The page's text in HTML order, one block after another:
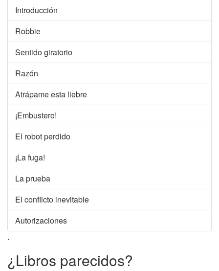
Introducción
Robbie
Sentido giratorio
Razón
Atrápame esta liebre
¡Embustero!
El robot perdido
¡La fuga!
La prueba
El conflicto inevitable
Autorizaciones
.
¿Libros parecidos?